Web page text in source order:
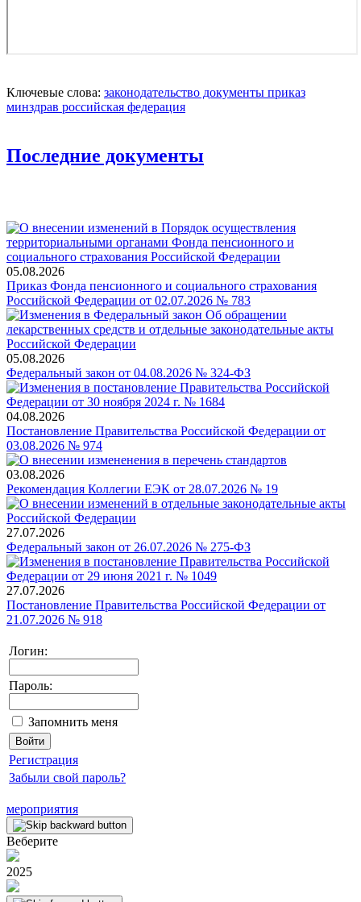
Ключевые слова: законодательство документы приказ
минздрав российская федерация
Последние документы
05.08.2026
Приказ Фонда пенсионного и социального страхования
Российской Федерации от 02.07.2026 № 783
05.08.2026
Федеральный закон от 04.08.2026 № 324-ФЗ
04.08.2026
Постановление Правительства Российской Федерации от
03.08.2026 № 974
03.08.2026
Рекомендация Коллегии ЕЭК от 28.07.2026 № 19
27.07.2026
Федеральный закон от 26.07.2026 № 275-ФЗ
27.07.2026
Постановление Правительства Российской Федерации от
21.07.2026 № 918
Логин:
Пароль:
Запомнить меня
Регистрация
Забыли свой пароль?
мероприятия
Веберите
2025